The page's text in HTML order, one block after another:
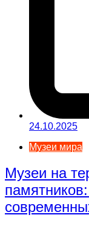
24.10.2025
Музеи мира
Музеи на